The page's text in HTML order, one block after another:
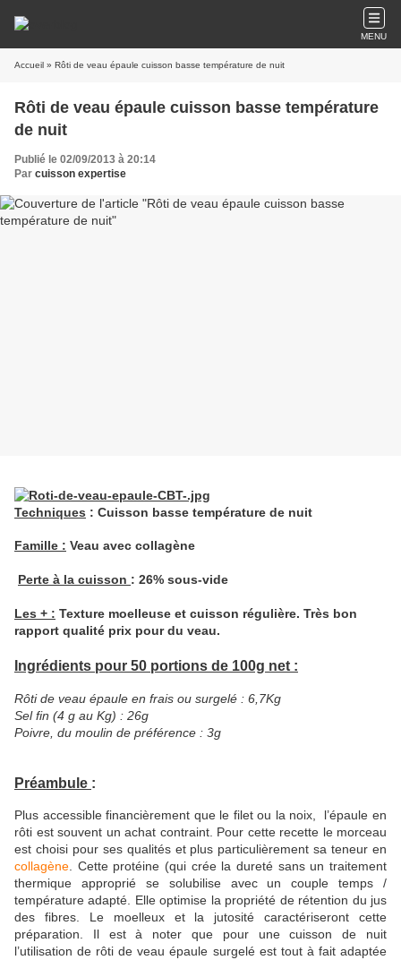
MENU
Accueil » Rôti de veau épaule cuisson basse température de nuit
Rôti de veau épaule cuisson basse température
de nuit
Publié le 02/09/2013 à 20:14
Par cuisson expertise
Techniques : Cuisson basse température de nuit
Famille : Veau avec collagène
Perte à la cuisson : 26% sous-vide
Les + : Texture moelleuse et cuisson régulière. Très bon
rapport qualité prix pour du veau.
Ingrédients pour 50 portions de 100g net :
Rôti de veau épaule en frais ou surgelé : 6,7Kg
Sel fin (4 g au Kg) : 26g
Poivre, du moulin de préférence : 3g
Préambule :
Plus accessible financièrement que le filet ou la noix, l’épaule en
rôti est souvent un achat contraint. Pour cette recette le morceau
est choisi pour ses qualités et plus particulièrement sa teneur en
collagène. Cette protéine (qui crée la dureté sans un traitement
thermique approprié se solubilise avec un couple temps /
température adapté. Elle optimise la propriété de rétention du jus
des fibres. Le moelleux et la jutosité caractériseront cette
préparation. Il est à noter que pour une cuisson de nuit
l’utilisation de rôti de veau épaule surgelé est tout à fait adaptée